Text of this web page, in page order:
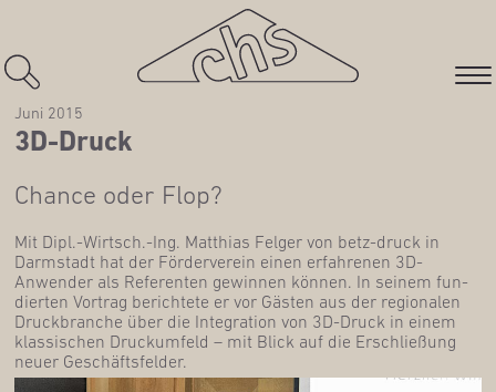
3D-Druck
Juni 2015
Chan­ce oder Flop?
Mit Dipl.-Wirtsch.-Ing. Mat­thi­as Fel­ger von betz-druck in
Darm­stadt hat der För­der­ver­ein einen erfah­re­nen 3D-
Anwen­der als Refe­ren­ten gewin­nen kön­nen. In sei­nem fun­
dier­ten Vor­trag berich­te­te er vor Gäs­ten aus der regio­na­len
Druck­bran­che über die Inte­gra­ti­on von 3D-Druck in einem
klas­si­schen Druck­um­feld – mit Blick auf die Erschlie­ßung
neu­er Geschäftsfelder.